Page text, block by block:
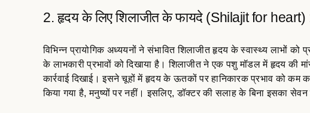
2. हृदय के लिए शिलाजीत के फायदे (Shilajit for heart)
विभिन्न प्रायोगिक अध्ययनों ने संभावित शिलाजीत हृदय के स्वास्थ्य लाभों को
के लाभकारी प्रभावों को दिखाया है। शिलाजीत ने एक पशु मॉडल में हृदय की
कार्रवाई दिखाई। इसने चूहों में हृदय के ऊतकों पर हानिकारक प्रभाव को कम
किया गया है, मनुष्यों पर नहीं। इसलिए, डॉक्टर की सलाह के बिना इसका